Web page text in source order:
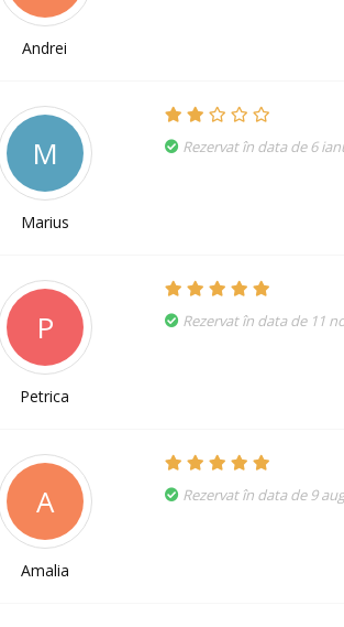
Andrei
M
Marius
Rezervat în data de 6
P
Petrica
Rezervat în data de 11
A
Amalia
Rezervat în data de 9